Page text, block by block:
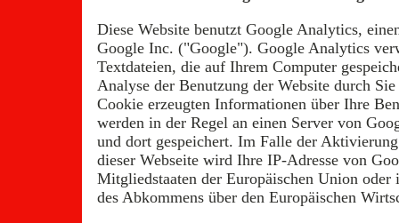
Diese Website benutzt Google Analytics,
Google Inc. ("Google"). Google Analytics
Textdateien, die auf Ihrem Computer
Analyse der Benutzung der Website durch
Cookie erzeugten Informationen über Ihre
werden in der Regel an einen Server von
und dort gespeichert. Im Falle der
dieser Webseite wird Ihre IP-Adresse von
Mitgliedstaaten der Europäischen Union oder
des Abkommens über den Europäischen